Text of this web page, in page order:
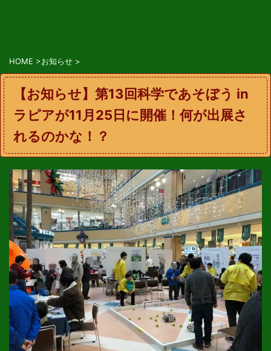
HOME >お知らせ >
【お知らせ】第13回科学であそぼう in
ラピアが11月25日に開催！何が出展さ
れるのかな！？